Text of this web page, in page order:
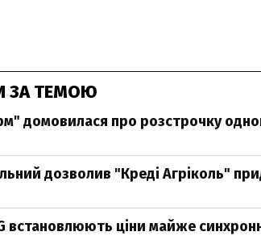
ЗА ТЕМОЮ
домовилася про розстрочку
дозволив "Креді Агріколь"
встановлюють ціни майже